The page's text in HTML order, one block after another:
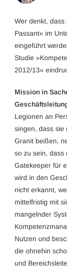
Wer denkt, dass
Passant« im
eingeführt
Studie
2012/13«
Mission in
Legionen an
singen, dass sie
Granit beißen,
so zu sein, dass
Gatekeeper für
wird in den
nicht erkannt,
mittelfristig mit
mangelnder
Nutzen und
die ohnehin
und